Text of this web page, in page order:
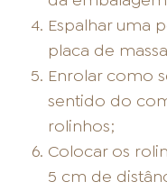
Espalhar uma
placa de
Enrolar como
sentido do
rolinhos;
Colocar os
5 cm de